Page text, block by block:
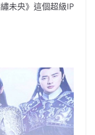
未央》這個超級IP